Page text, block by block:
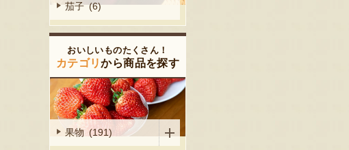
茄子 (6)
おいしいものたくさん！
カテゴリから商品を探す
果物 (191)